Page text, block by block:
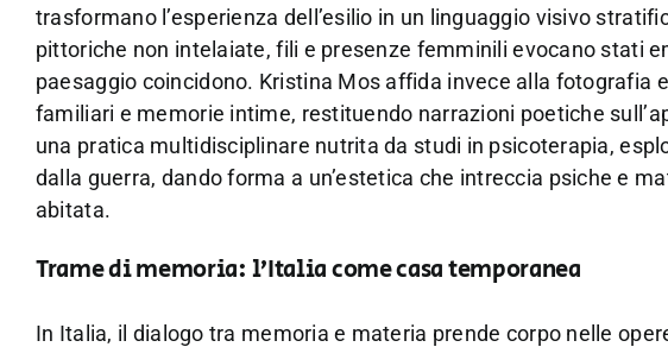
trasformano l’esperienza dell’esilio in un linguaggio visivo
pittoriche non intelaiate, fili e presenze femminili evocano stati
paesaggio coincidono. Kristina Mos affida invece alla fotografia
familiari e memorie intime, restituendo narrazioni poetiche
una pratica multidisciplinare nutrita da studi in psicoterapia,
dalla guerra, dando forma a un’estetica che intreccia psiche e
abitata.
Trame di memoria: l’Italia come casa temporanea
In Italia, il dialogo tra memoria e materia prende corpo nelle